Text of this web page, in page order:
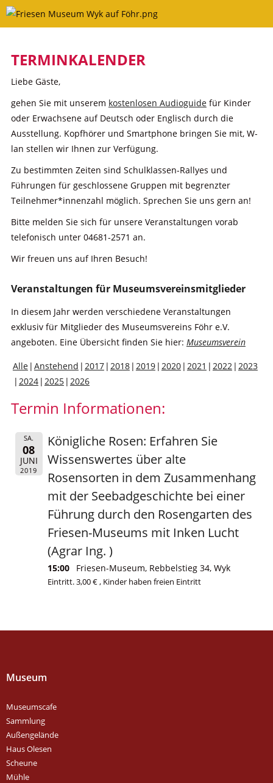
Skip
TERMINKALENDER
Liebe Gäste,
gehen Sie mit unserem kostenlosen Audioguidefür Kinder
oder Erwachsene auf Deutsch oder Englisch durch die
Ausstellung. Kopfhörer und Smartphone bringen Sie mit, W-
lan stellen wir Ihnen zur Verfügung.
Zu bestimmten Zeiten sind Schulklassen-Rallyes und
Führungen für geschlossene Gruppen mit begrenzter
Teilnehmer*innenzahl möglich. Sprechen Sie uns gern an!
Bitte melden Sie sich für unsere Veranstaltungen vorab
telefonisch unter 04681-2571 an.
Wir freuen uns auf Ihren Besuch!
Veranstaltungen für Museumsvereinsmitglieder
In diesem Jahr werden verschiedene Veranstaltungen
exklusiv für Mitglieder des Museumsvereins Föhr e.V.
angeboten. Eine Übersicht finden Sie hier: Museumsverein
Alle Anstehend 2017 2018 2019 2020 2021 2022
2023
2024 2025 2026
Termin Informationen:
SA.
08
JUNI
2019
Königliche Rosen: Erfahren Sie
Wissenswertes über alte
Rosensorten in dem Zusammenhang
mit der Seebadgeschichte bei einer
Führung durch den Rosengarten des
Friesen-Museums mit Inken Lucht
(Agrar Ing. )
15:00 Friesen-Museum, Rebbelstieg 34, Wyk
Eintritt. 3,00 € , Kinder haben freien Eintritt
Museum
Museumscafe
Sammlung
Außengelände
Haus Olesen
Scheune
Mühle